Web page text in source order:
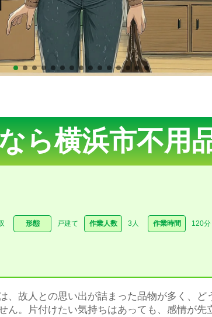
ら横浜市不用
形態 戸建て 作業人数 3人 作業時間 120分
、故人との思い出が詰まった品物が多く、
ん。片付けたい気持ちはあっても、感情が